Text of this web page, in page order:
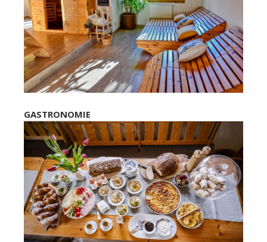
GASTRONOMIE